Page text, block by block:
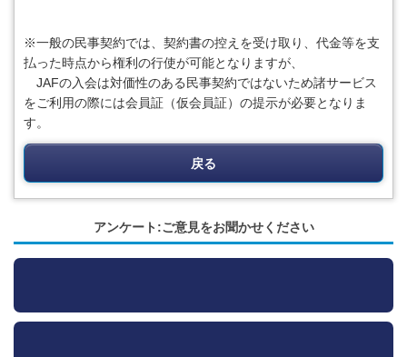
※一般の民事契約では、契約書の控えを受け取り、代金等を支
払った時点から権利の行使が可能となりますが、
JAFの入会は対価性のある民事契約ではないため諸サービス
をご利用の際には会員証（仮会員証）の提示が必要となりま
す。
戻る
アンケート:ご意見をお聞かせください